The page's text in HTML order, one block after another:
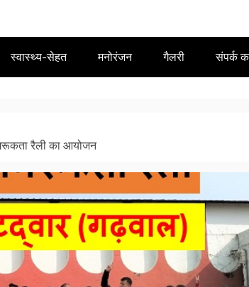
स्वास्थ्य-सेहत मनोरंजन गैलरी संपर्क
रैली का आयोजन